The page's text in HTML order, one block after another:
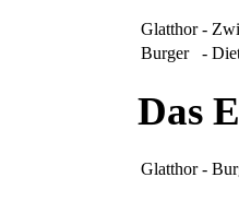
Glatthor -
Burger
-
Das
Glatthor -